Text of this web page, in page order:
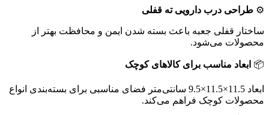
⚙️ طراحی درب دارویی ته قفلی
ساختار قفلی جعبه باعث بسته شدن ایمن و محافظت بهتر از
محصولات می‌شود.
📦 ابعاد مناسب برای کالاهای کوچک
ابعاد 11.5×11.5×9.5 سانتی‌متر فضای مناسبی برای بسته‌بندی انواع
محصولات کوچک فراهم می‌کند.